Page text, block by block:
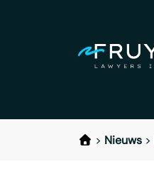
> Nieuws>